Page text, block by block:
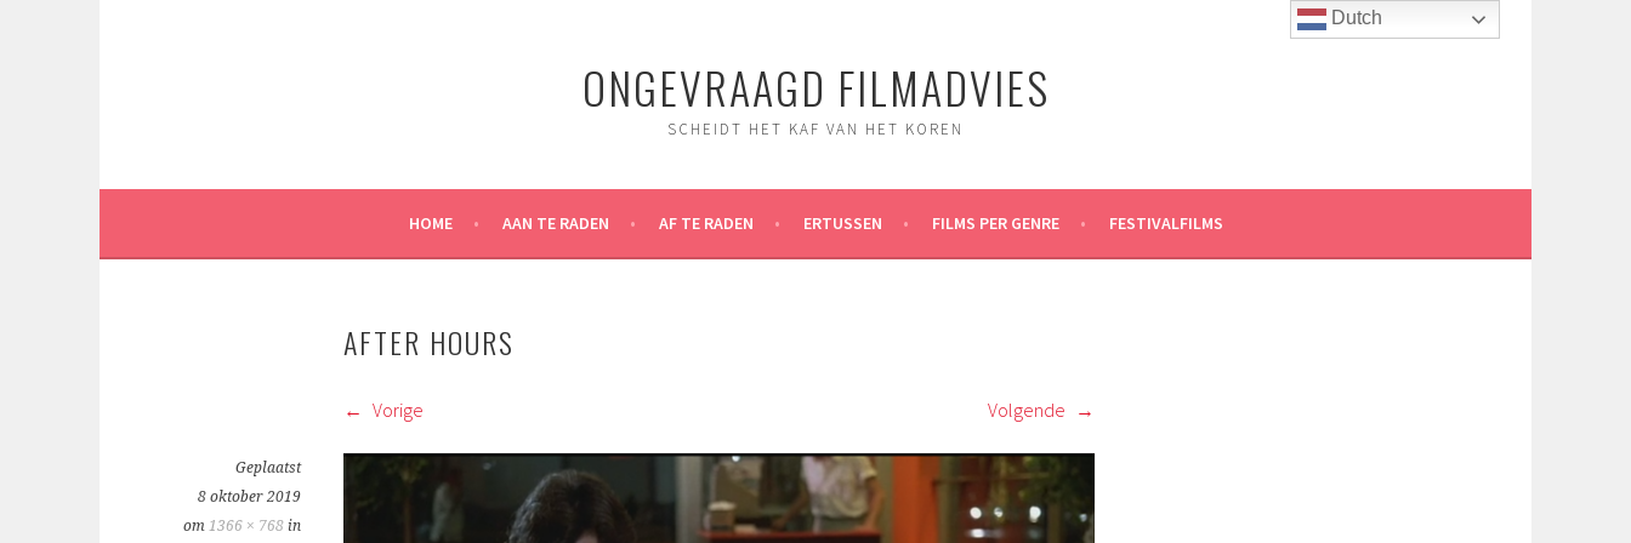
ONGEVRAAGD FILMADVIES
SCHEIDT HET KAF VAN HET KOREN
HOME AAN TE RADEN AF TE RADEN ERTUSSEN FILMS PER GENRE FESTIVALFILMS
AFTER HOURS
Vorige Volgende
Geplaatst
8 oktober 2019
om 1366 × 768 in
Dutch